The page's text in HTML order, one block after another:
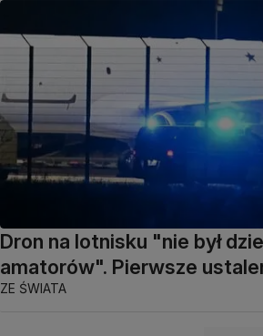
Dron na lotnisku "nie był
amatorów". Pierwsze
ZE ŚWIATA